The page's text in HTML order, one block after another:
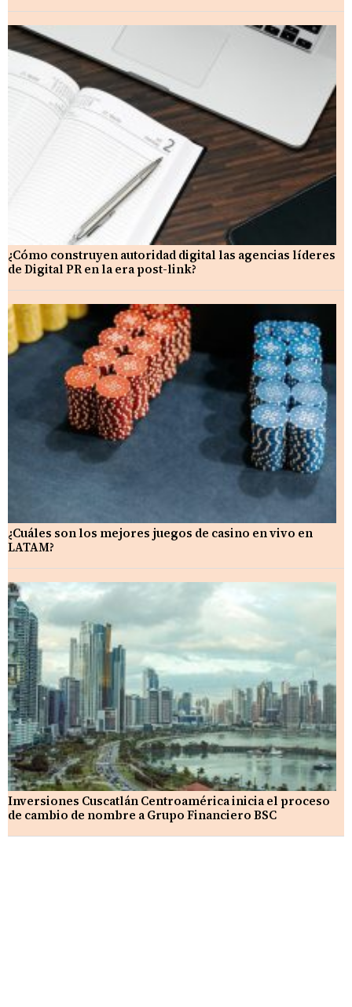
¿Cómo construyen autoridad digital las agencias líderes
de Digital PR en la era post-link?
¿Cuáles son los mejores juegos de casino en vivo en
LATAM?
Inversiones Cuscatlán Centroamérica inicia el proceso
de cambio de nombre a Grupo Financiero BSC